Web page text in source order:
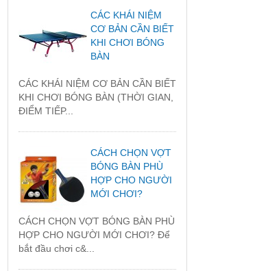
CÁC KHÁI NIỆM
CƠ BẢN CẦN BIẾT
KHI CHƠI BÓNG
BÀN
CÁC KHÁI NIỆM CƠ BẢN CẦN BIẾT
KHI CHƠI BÓNG BÀN (THỜI GIAN,
ĐIỂM TIẾP...
CÁCH CHỌN VỢT
BÓNG BÀN PHÙ
HỢP CHO NGƯỜI
MỚI CHƠI?
CÁCH CHỌN VỢT BÓNG BÀN PHÙ
HỢP CHO NGƯỜI MỚI CHƠI? Để
bắt đầu chơi c&...